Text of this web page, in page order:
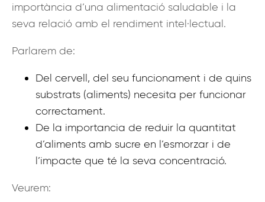
importància d’una alimentació saludable i la
seva relació amb el rendiment intel·lectual.
Parlarem de:
Del cervell, del seu funcionament i de quins
substrats (aliments) necesita per funcionar
correctament.
De la importancia de reduir la quantitat
d’aliments amb sucre en l’esmorzar i de
l’impacte que té la seva concentració.
Veurem: